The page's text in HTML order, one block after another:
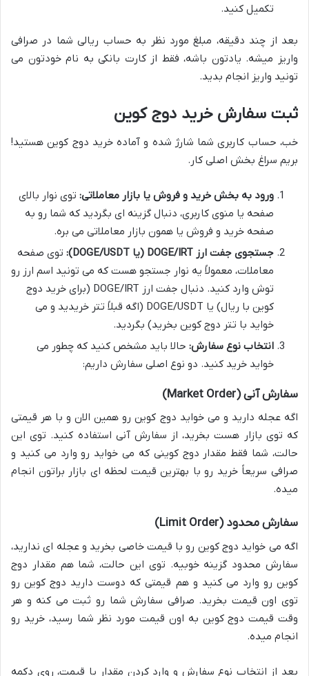
تکمیل کنید.
بعد از چند دقیقه، مبلغ مورد نظر به حساب ریالی شما در صرافی
واریز میشه. یادتون باشه، فقط از کارت بانکی به نام خودتون می
تونید واریز انجام بدید.
ثبت سفارش خرید دوج کوین
خب، حساب کاربری شما شارژ شده و آماده خرید دوج کوین هستید!
بریم سراغ بخش اصلی کار.
ورود به بخش خرید و فروش یا بازار معاملاتی: توی نوار بالای
صفحه یا منوی کاربری، دنبال گزینه ای بگردید که شما رو به
صفحه خرید و فروش یا همون بازار معاملاتی می بره.
جستجوی جفت ارز DOGE/IRT (یا DOGE/USDT):
توی صفحه
معاملات، معمولاً یه نوار جستجو هست که می تونید اسم ارز رو
توش وارد کنید. دنبال جفت ارز DOGE/IRT (برای خرید دوج
کوین با ریال) یا DOGE/USDT (اگه قبلاً تتر خریدید و می
خواید با تتر دوج کوین بخرید) بگردید.
انتخاب نوع سفارش: حالا باید مشخص کنید که چطور می
خواید خرید کنید. دو نوع اصلی سفارش داریم:
سفارش آنی (Market Order)
اگه عجله دارید و می خواید دوج کوین رو همین الان و با هر قیمتی
که توی بازار هست بخرید، از سفارش آنی استفاده کنید. توی این
حالت، شما فقط مقدار دوج کوینی که می خواید رو وارد می کنید و
صرافی سریعاً خرید رو با بهترین قیمت لحظه ای بازار براتون انجام
میده.
سفارش محدود (Limit Order)
اگه می خواید دوج کوین رو با قیمت خاصی بخرید و عجله ای ندارید،
سفارش محدود گزینه خوبیه. توی این حالت، شما هم مقدار دوج
کوین رو وارد می کنید و هم قیمتی که دوست دارید دوج کوین رو
توی اون قیمت بخرید. صرافی سفارش شما رو ثبت می کنه و هر
وقت قیمت دوج کوین به اون قیمت مورد نظر شما رسید، خرید رو
انجام میده.
بعد از انتخاب نوع سفارش و وارد کردن مقدار یا قیمت، روی دکمه